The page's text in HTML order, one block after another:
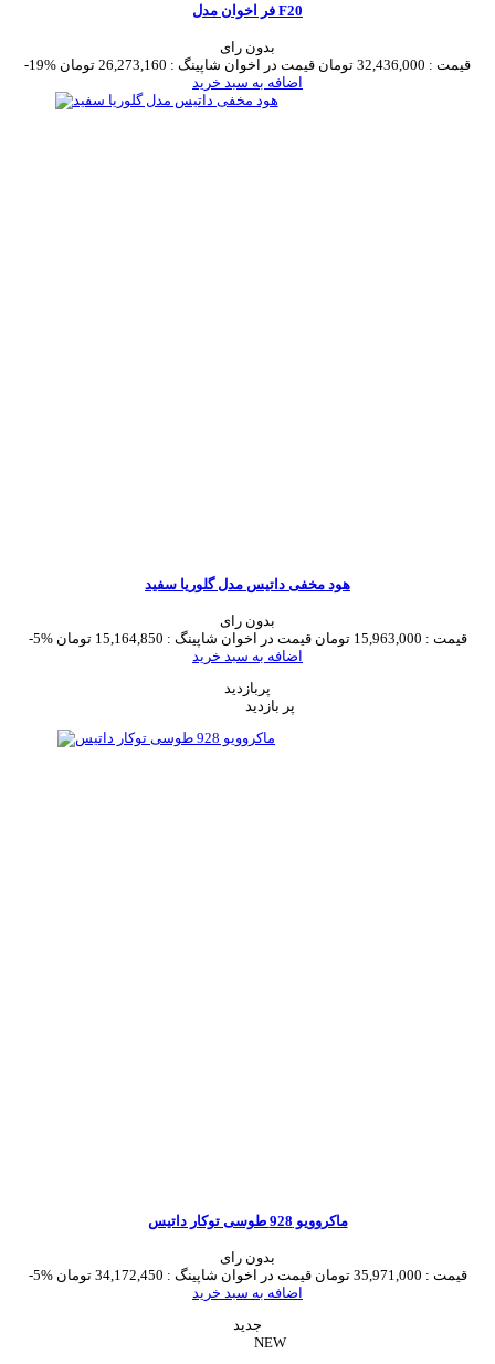
فر اخوان مدل F20
بدون رای
-19%
قیمت : 32,436,000 تومان قیمت در اخوان شاپینگ : 26,273,160 تومان
اضافه به سبد خرید
هود مخفی داتیس مدل گلوریا سفید
بدون رای
-5%
قیمت : 15,963,000 تومان قیمت در اخوان شاپینگ : 15,164,850 تومان
اضافه به سبد خرید
پربازدید
پر بازدید
ماکروویو 928 طوسی توکار داتیس
بدون رای
-5%
قیمت : 35,971,000 تومان قیمت در اخوان شاپینگ : 34,172,450 تومان
اضافه به سبد خرید
جدید
NEW